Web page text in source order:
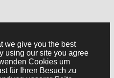
we give you the best
using our site you agree
Cookies um
für Ihren Besuch zu